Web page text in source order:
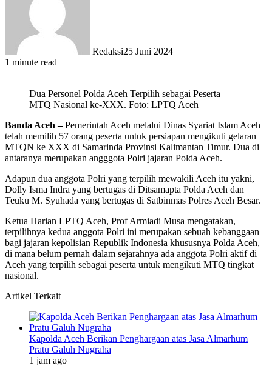
Redaksi25 Juni 2024
1 minute read
Dua Personel Polda Aceh Terpilih sebagai Peserta
MTQ Nasional ke-XXX. Foto: LPTQ Aceh
Banda Aceh –Pemerintah Aceh melalui Dinas Syariat Islam Aceh
telah memilih 57 orang peserta untuk persiapan mengikuti gelaran
MTQN ke XXX di Samarinda Provinsi Kalimantan Timur. Dua di
antaranya merupakan angggota Polri jajaran Polda Aceh.
Adapun dua anggota Polri yang terpilih mewakili Aceh itu yakni,
Dolly Isma Indra yang bertugas di Ditsamapta Polda Aceh dan
Teuku M. Syuhada yang bertugas di Satbinmas Polres Aceh Besar.
Ketua Harian LPTQ Aceh, Prof Armiadi Musa mengatakan,
terpilihnya kedua anggota Polri ini merupakan sebuah kebanggaan
bagi jajaran kepolisian Republik Indonesia khususnya Polda Aceh,
di mana belum pernah dalam sejarahnya ada anggota Polri aktif di
Aceh yang terpilih sebagai peserta untuk mengikuti MTQ tingkat
nasional.
Artikel Terkait
Kapolda Aceh Berikan Penghargaan atas Jasa Almarhum
Pratu Galuh Nugraha
1 jam ago